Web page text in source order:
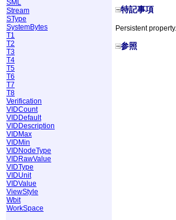
SML
Stream
SType
SystemBytes
T1
T2
T3
T4
T5
T6
T7
T8
Verification
VIDCount
VIDDefault
VIDDescription
VIDMax
VIDMin
VIDNodeType
VIDRawValue
VIDType
VIDUnit
VIDValue
ViewStyle
Wbit
WorkSpace
特記事項
Persistent property.
参照